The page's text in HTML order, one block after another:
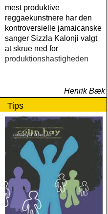
mest produktive
reggaekunstnere har den
kontroversielle jamaicanske
sanger Sizzla Kalonji valgt
at skrue ned for
produktionshastigheden
Henrik Bæk
Tips